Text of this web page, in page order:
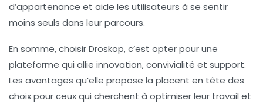
d’appartenance et aide les utilisateurs à se sentir
moins seuls dans leur parcours.
En somme, choisir Droskop, c’est opter pour une
plateforme qui allie innovation, convivialité et support.
Les avantages qu’elle propose la placent en tête des
choix pour ceux qui cherchent à optimiser leur travail et